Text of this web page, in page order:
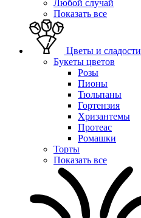
Любой случай
Показать все
Цветы и сладости
Букеты цветов
Розы
Пионы
Тюльпаны
Гортензия
Хризантемы
Протеас
Ромашки
Торты
Показать все